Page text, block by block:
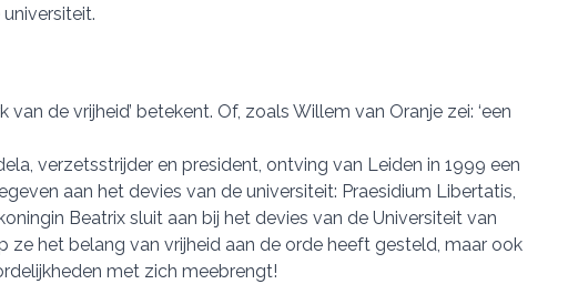
de vrijheid’ betekent. Of, zoals Willem van Oranje zei: ‘een
verzetsstrijder en president, ontving van Leiden in 1999 een
aan het devies van de universiteit: Praesidium Libertatis,
Beatrix sluit aan bij het devies van de Universiteit van
het belang van vrijheid aan de orde heeft gesteld, maar ook
met zich meebrengt!